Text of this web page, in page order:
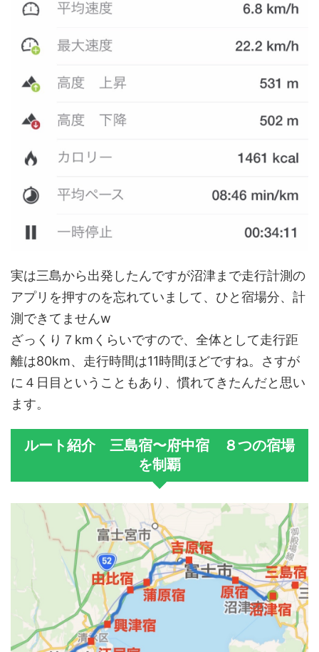
実は三島から出発したんですが沼津まで走行計測の
アプリを押すのを忘れていまして、ひと宿場分、計
測できてませんw
ざっくり７kmくらいですので、全体として走行距
離は80km、走行時間は11時間ほどですね。さすが
に４日目ということもあり、慣れてきたんだと思い
ます。
ルート紹介 三島宿〜府中宿 ８つの宿場
を制覇